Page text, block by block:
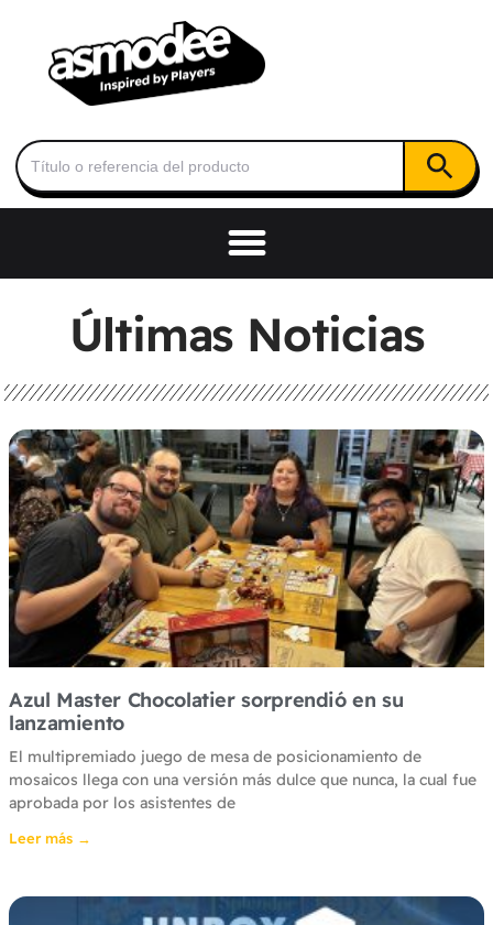
Buscar: Botón de
Últimas Noticias
Azul Master Chocolatier sorprendió en su
lanzamiento
El multipremiado juego de mesa de posicionamiento de
mosaicos llega con una versión más dulce que nunca, la cual fue
aprobada por los asistentes de
Leer más →